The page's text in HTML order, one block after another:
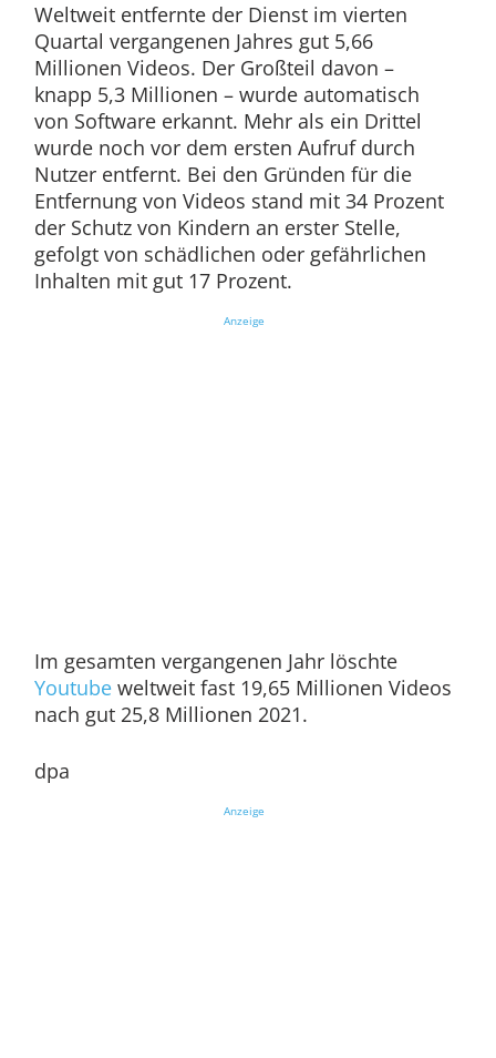
Weltweit entfernte der Dienst im vierten
Quartal vergangenen Jahres gut 5,66
Millionen Videos. Der Großteil davon –
knapp 5,3 Millionen – wurde automatisch
von Software erkannt. Mehr als ein Drittel
wurde noch vor dem ersten Aufruf durch
Nutzer entfernt. Bei den Gründen für die
Entfernung von Videos stand mit 34 Prozent
der Schutz von Kindern an erster Stelle,
gefolgt von schädlichen oder gefährlichen
Inhalten mit gut 17 Prozent.
Anzeige
Im gesamten vergangenen Jahr löschte
Youtubeweltweit fast 19,65 Millionen Videos
nach gut 25,8 Millionen 2021.
dpa
Anzeige